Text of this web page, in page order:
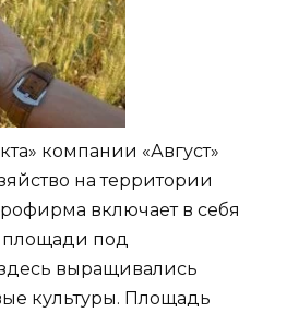
компании «Август»
на территории
включает в себя
под
выращивались
культуры. Площадь